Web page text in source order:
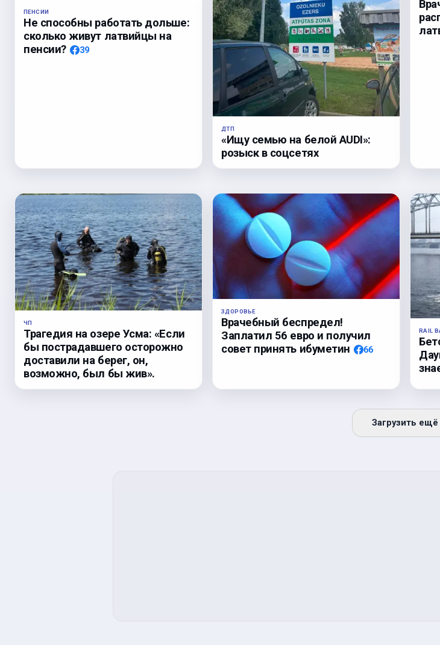
ПЕНСИИ
Не способны работать дольше:
сколько живут латвийцы на
пенсии?
39
ДТП
«Ищу семью на белой AUDI»:
розыск в соцсетях
ЧП
Трагедия на озере Усма: «Если
бы пострадавшего осторожно
доставили на берег, он,
возможно, был бы жив».
ЗДОРОВЬЕ
Врачебный беспредел!
Заплатил 56 евро и получил
совет принять ибуметин
66
RAIL
Загрузить ещё